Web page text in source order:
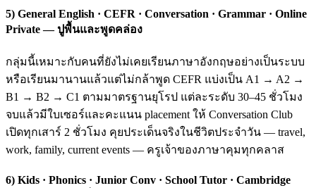
5) General English · CEFR · Conversation · Grammar · Online
Private — ปูพื้นและพูดคล่อง
กลุ่มนี้เหมาะกับคนที่ยังไม่เคยเรียนภาษาอังกฤษอย่างเป็นระบบ
หรือเรียนมานานแล้วแต่ไม่กล้าพูด CEFR แบ่งเป็น A1 → A2 →
B1 → B2 → C1 ตามมาตรฐานยุโรป แต่ละระดับ 30–45 ชั่วโมง
จบแล้วมีใบเซอร์และคะแนน placement ให้ Conversation Club
เปิดทุกเสาร์ 2 ชั่วโมง คุยประเด็นจริงในชีวิตประจำวัน — travel,
work, family, current events — ครูเจ้าของภาษาคุมทุกคลาส
6) Kids · Phonics · Junior Conv · School Tutor · Cambridge